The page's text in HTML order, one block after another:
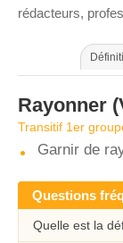
rédacteurs,
Rayonner
Transitif 1er
Garnir de
Questions
Quelle est la